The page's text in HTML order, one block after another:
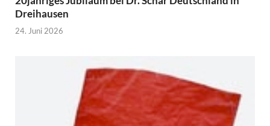
Dreihausen
24. Juni 2026